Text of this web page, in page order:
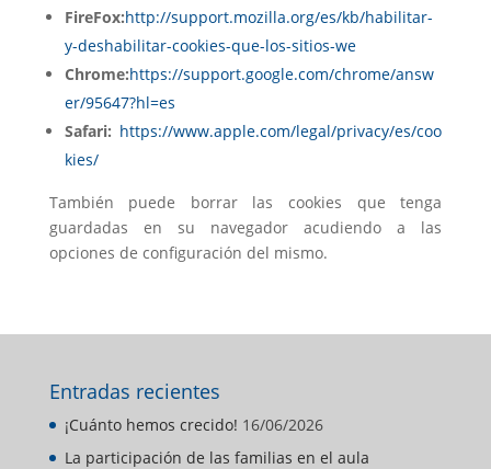
FireFox:http://support.mozilla.org/es/kb/habilitar-
y-deshabilitar-cookies-que-los-sitios-we
Chrome:https://support.google.com/chrome/answ
er/95647?hl=es
Safari: https://www.apple.com/legal/privacy/es/coo
kies/
También puede borrar las cookies que tenga
guardadas en su navegador acudiendo a las
opciones de configuración del mismo.
Entradas recientes
¡Cuánto hemos crecido! 16/06/2026
La participación de las familias en el aula